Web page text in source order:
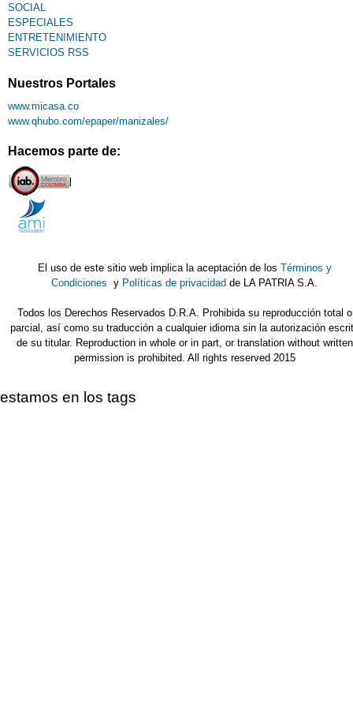
SOCIAL
ESPECIALES
ENTRETENIMIENTO
SERVICIOS RSS
Nuestros Portales
www.micasa.co
www.qhubo.com/epaper/manizales/
Hacemos parte de:
El uso de este sitio web implica la aceptación de los Términos y
Condiciones y Políticas de privacidad de LA PATRIA S.A.
Todos los Derechos Reservados D.R.A. Prohibida su reproducción total o
parcial, así como su traducción a cualquier idioma sin la autorización
de su titular. Reproduction in whole or in part, or translation without written
permission is prohibited. All rights reserved 2015
estamos en los tags